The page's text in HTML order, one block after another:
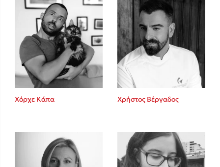
Χόρχε Κάπα Χρήστος Βέργαδος